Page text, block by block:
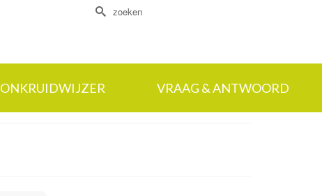
Zoek
ONKRUIDWIJZER VRAAG & ANTWOORD